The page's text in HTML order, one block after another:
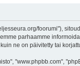
foorumi"),
parhaamme
ne on päivitetty tai
"www.phpbb.com",